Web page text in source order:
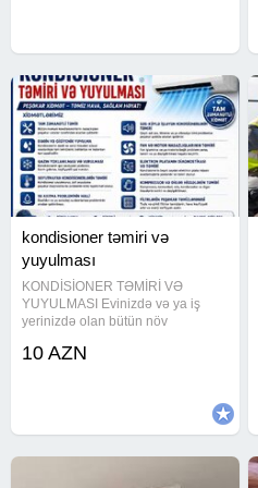
kondisioner təmiri və
yuyulması
KONDİSİONER TƏMİRİ VƏ
YUYULMASI Evinizdə və ya iş
yerinizdə olan bütün növ
yuyulması həyata keçirilir. Tam
10 AZN